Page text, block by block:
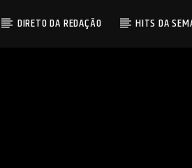
DIRETO DA REDAÇÃO HITS DA